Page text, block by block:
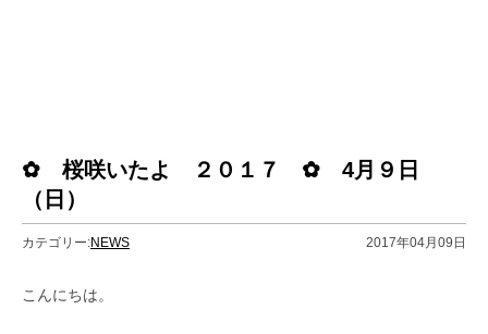
✿ 桜咲いたよ ２０１７ ✿ 4月９日
（日）
カテゴリー:NEWS 2017年04月09日
こんにちは。